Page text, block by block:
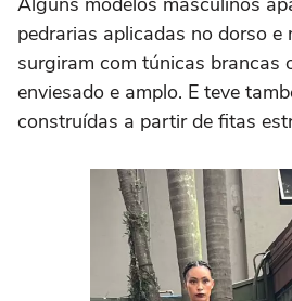
pedrarias aplicadas no dorso e
surgiram com túnicas brancas
enviesado e amplo. E teve
construídas a partir de fitas